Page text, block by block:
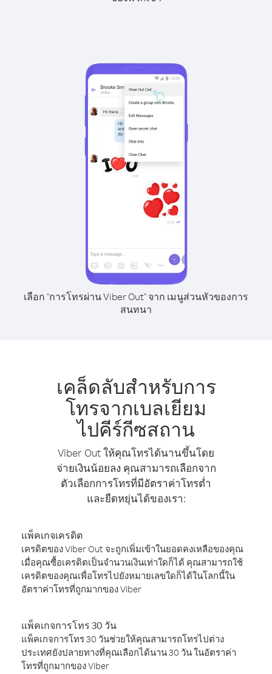
เลือก "การโทรผ่าน Viber Out" จาก เมนูส่วนหัวของการ
สนทนา
เคล็ดลับสำหรับการ
โทรจากเบลเยียม
ไปคีร์กีซสถาน
Viber Out ให้คุณโทรได้นานขึ้นโดย
จ่ายเงินน้อยลง คุณสามารถเลือกจาก
ตัวเลือกการโทรที่มีอัตราค่าโทรต่ำ
และยืดหยุ่นได้ของเรา:
แพ็คเกจเครดิต
เครดิตของ Viber Out จะถูกเพิ่มเข้าในยอดคงเหลือของคุณ
เมื่อคุณซื้อเครดิตเป็นจำนวนเงินเท่าใดก็ได้ คุณสามารถใช้
เครดิตของคุณเพื่อโทรไปยังหมายเลขใดก็ได้ในโลกนี้ใน
อัตราค่าโทรที่ถูกมากของ Viber
แพ็คเกจการโทร 30 วัน
แพ็คเกจการโทร 30 วันช่วยให้คุณสามารถโทรไปต่าง
ประเทศยังปลายทางที่คุณเลือกได้นาน 30 วัน ในอัตราค่า
โทรที่ถูกมากของ Viber